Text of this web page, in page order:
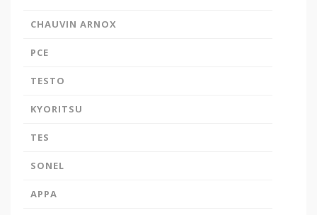
kredi kartı güvenliğini
CHAUVIN ARNOX
PCE
TESTO
KYORITSU
TES
SONEL
APPA